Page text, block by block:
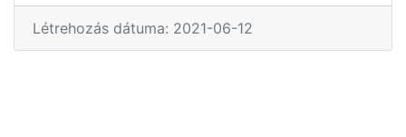
Létrehozás dátuma: 2021-06-12